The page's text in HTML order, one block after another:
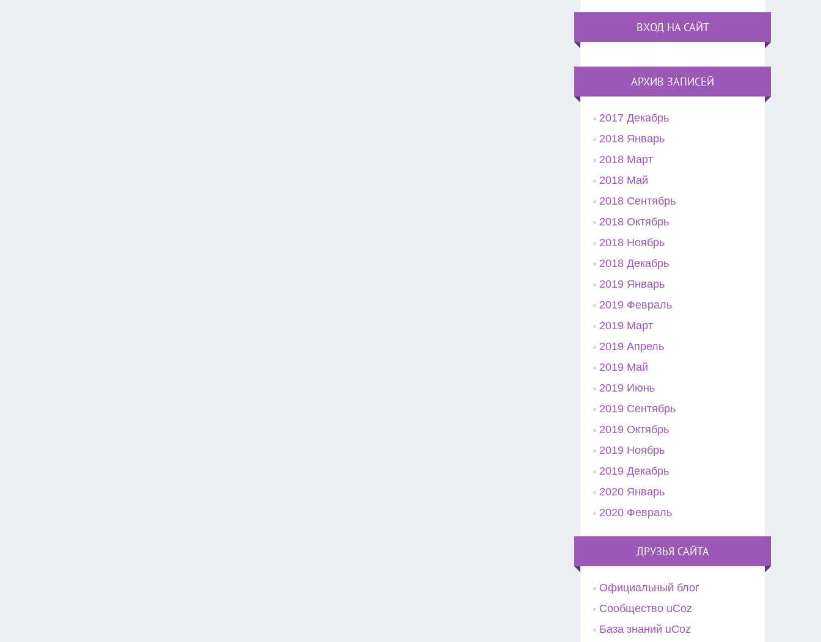
ВХОД НА САЙТ
АРХИВ ЗАПИСЕЙ
2017 Декабрь
2018 Январь
2018 Март
2018 Май
2018 Сентябрь
2018 Октябрь
2018 Ноябрь
2018 Декабрь
2019 Январь
2019 Февраль
2019 Март
2019 Апрель
2019 Май
2019 Июнь
2019 Сентябрь
2019 Октябрь
2019 Ноябрь
2019 Декабрь
2020 Январь
2020 Февраль
ДРУЗЬЯ САЙТА
Официальный блог
Сообщество uCoz
База знаний uCoz